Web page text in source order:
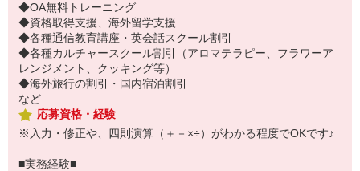
◆OA無料トレーニング
◆資格取得支援、海外留学支援
◆各種通信教育講座・英会話スクール割引
◆各種カルチャースクール割引（アロマテラピー、フラワーア
レンジメント、クッキング等）
◆海外旅行の割引・国内宿泊割引
など
応募資格・経験
※入力・修正や、四則演算（＋－×÷）がわかる程度でOKです♪
■実務経験■